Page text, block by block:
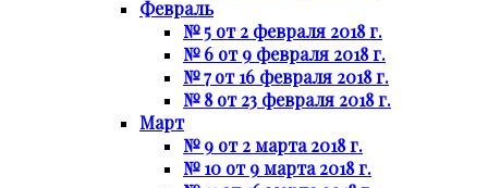
Февраль
№ 5 от 2 февраля 2018 г.
№ 6 от 9 февраля 2018 г.
№ 7 от 16 февраля 2018 г.
№ 8 от 23 февраля 2018 г.
Март
№ 9 от 2 марта 2018 г.
№ 10 от 9 марта 2018 г.